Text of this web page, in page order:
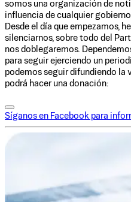
somos una organización de
influencia de cualquier
Desde el día que empezamos,
silenciarnos, sobre todo del
nos doblegaremos.
para seguir ejerciendo un
podemos seguir difundiendo la
podrá hacer una donación:
Síganos en Facebook para